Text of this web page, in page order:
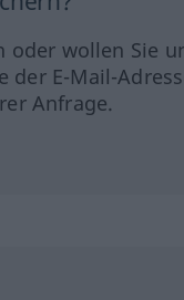
wollen Sie
der E-Mail-
Anfrage.